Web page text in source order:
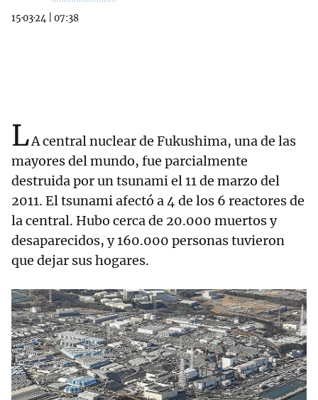
15·03·24 07:38
LA central nuclear de Fukushima, una de las
mayores del mundo, fue parcialmente
destruida por un tsunami el 11 de marzo del
2011. El tsunami afectó a 4 de los 6 reactores de
la central. Hubo cerca de 20.000 muertos y
desaparecidos, y 160.000 personas tuvieron
que dejar sus hogares.